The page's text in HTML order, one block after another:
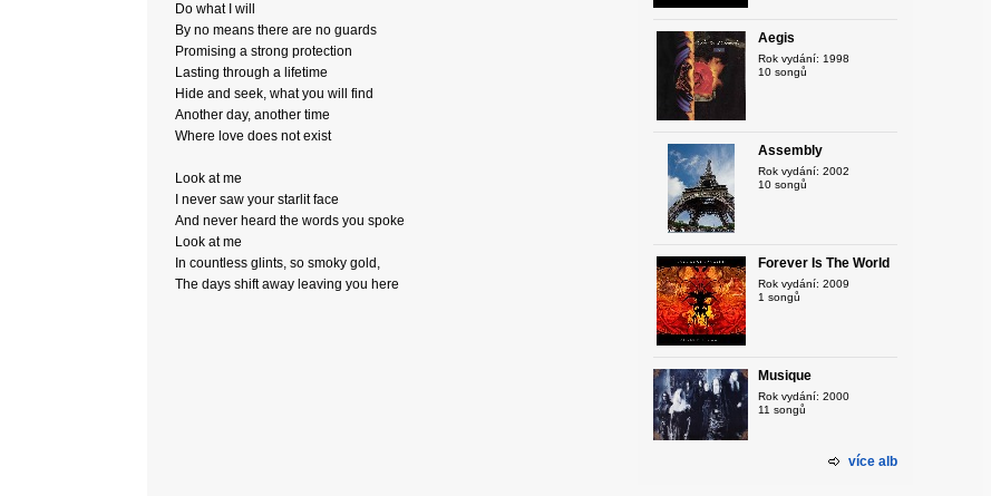
Do what I will
By no means there are no guards
Promising a strong protection
Lasting through a lifetime
Hide and seek, what you will find
Another day, another time
Where love does not exist
Look at me
I never saw your starlit face
And never heard the words you spoke
Look at me
In countless glints, so smoky gold,
The days shift away leaving you here
Aegis
Rok vydání: 1998
10 songů
Assembly
Rok vydání: 2002
10 songů
Forever Is The World
Rok vydání: 2009
1 songů
Musique
Rok vydání: 2000
11 songů
více alb